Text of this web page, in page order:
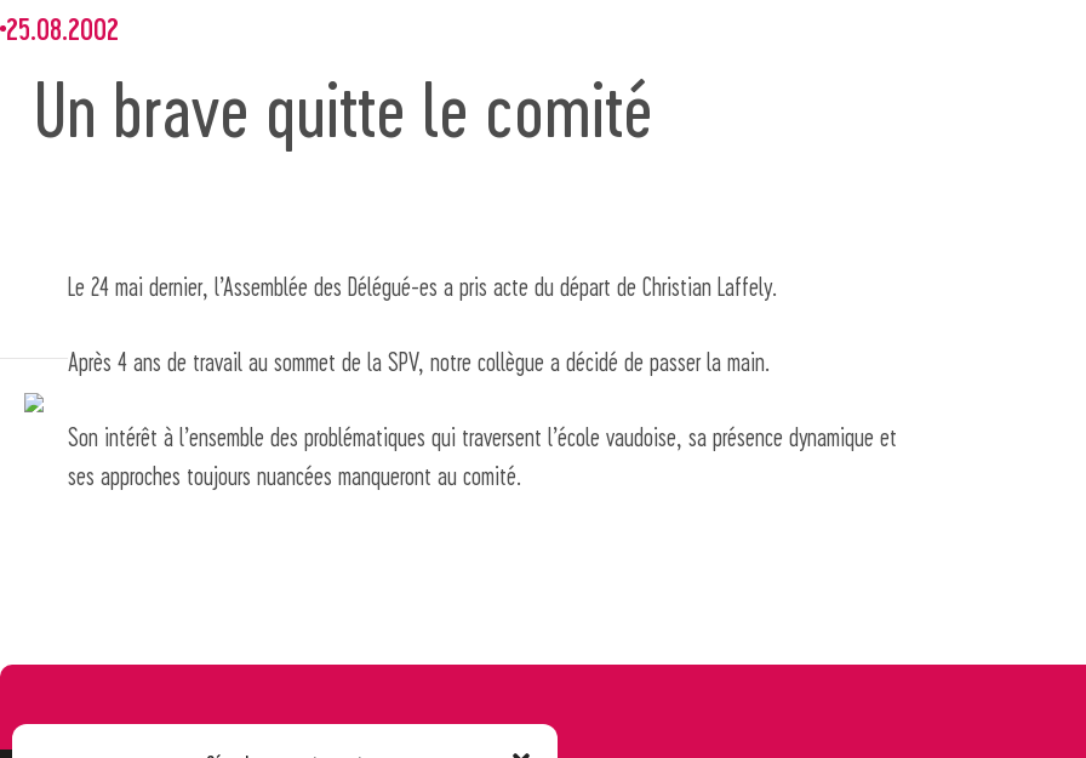
25.08.2002
Un brave quitte le comité
Le 24 mai dernier, l’Assemblée des Délégué-es a pris acte du départ de Christian Laffely.
Après 4 ans de travail au sommet de la SPV, notre collègue a décidé de passer la main.
Son intérêt à l’ensemble des problématiques qui traversent l’école vaudoise, sa présence dynamique et
ses approches toujours nuancées manqueront au comité.